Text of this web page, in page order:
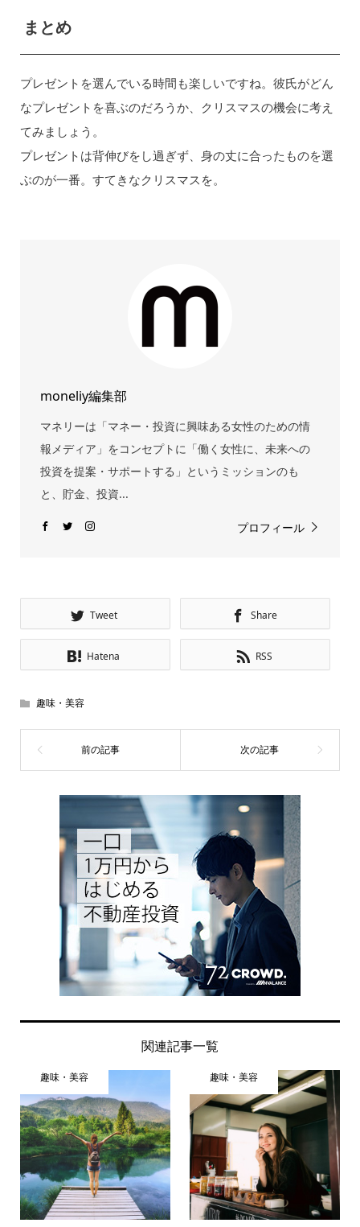
まとめ
プレゼントを選んでいる時間も楽しいですね。彼氏がどん
なプレゼントを喜ぶのだろうか、クリスマスの機会に考え
てみましょう。
プレゼントは背伸びをし過ぎず、身の丈に合ったものを選
ぶのが一番。すてきなクリスマスを。
moneliy編集部
マネリーは「マネー・投資に興味ある女性のための情
報メディア」をコンセプトに「働く女性に、未来への
投資を提案・サポートする」というミッションのも
と、貯金、投資...
プロフィール
Tweet Share
Hatena RSS
趣味・美容
関連記事一覧
趣味・美容 趣味・美容